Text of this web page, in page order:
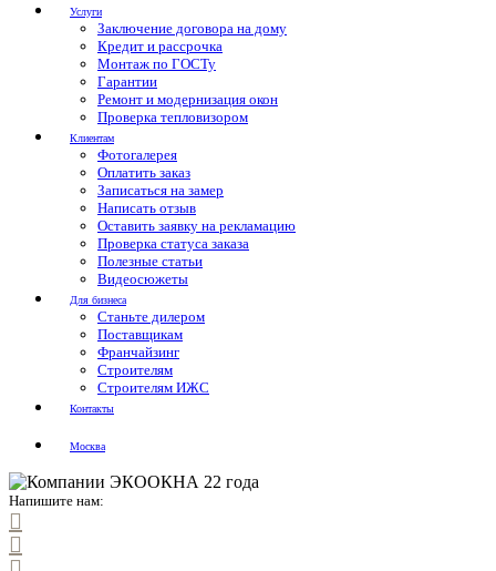
Услуги
Заключение договора на дому
Кредит и рассрочка
Монтаж по ГОСТу
Гарантии
Ремонт и модернизация окон
Проверка тепловизором
Клиентам
Фотогалерея
Оплатить заказ
Записаться на замер
Написать отзыв
Оставить заявку на рекламацию
Проверка статуса заказа
Полезные статьи
Видеосюжеты
Для бизнеса
Станьте дилером
Поставщикам
Франчайзинг
Строителям
Строителям ИЖС
Контакты
Москва
Напишите нам: